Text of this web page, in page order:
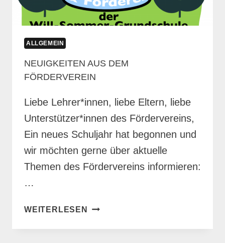
ALLGEMEIN
NEUIGKEITEN AUS DEM
FÖRDERVEREIN
Liebe Lehrer*innen, liebe Eltern, liebe
Unterstützer*innen des Fördervereins,
Ein neues Schuljahr hat begonnen und
wir möchten gerne über aktuelle
Themen des Fördervereins informieren:
…
WEITERLESEN
NEUIGKEITEN
DEM